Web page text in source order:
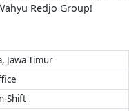
Redjo Group!
Jawa Timur
Shift